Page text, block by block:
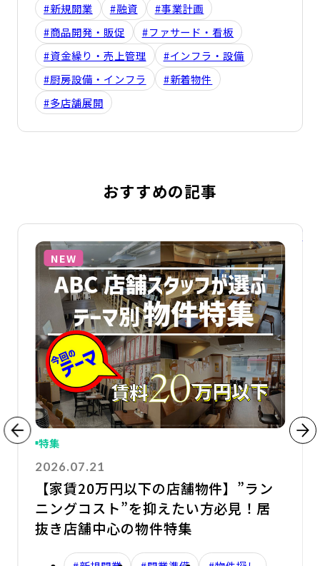
#新規開業 #融資
#事業計画
#商品開発・販促
#ファサード・看板
#資金繰り・売上管理
#インフラ・設備
#厨房設備・インフラ
#新着物件
#多店舗展開
おすすめの記事
細を見る
NEW
特集
2026.07.21
【家賃20万円以下の店舗物件】”ラン
ニングコスト”を抑えたい方必見！居
抜き店舗中心の物件特集